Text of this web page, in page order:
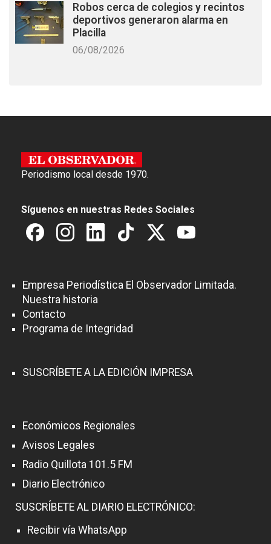
Robos cerca de colegios y recintos
deportivos generaron alarma en
Placilla
06/08/2026
Periodismo local desde 1970.
Síguenos en nuestras Redes Sociales
Empresa Periodística El Observador Limitada.
Nuestra historia
Contacto
Programa de Integridad
SUSCRÍBETE A LA EDICIÓN IMPRESA
Económicos Regionales
Avisos Legales
Radio Quillota 101.5 FM
Diario Electrónico
SUSCRÍBETE AL DIARIO ELECTRÓNICO:
Recibir vía WhatsApp